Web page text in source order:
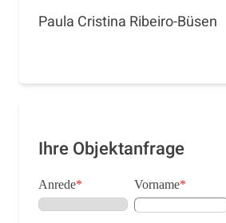
Paula Cristina Ribeiro-Büsen
Ihre Objektanfrage
Anrede* Vorname*